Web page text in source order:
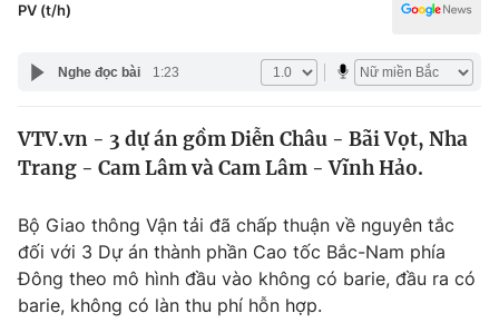
Y tế
Thế giới
Tin tức
Thế giới đó đây
Kinh tế
Đời sống
Giáo dục
PV (t/h)
Nghe đọc bài 1:23
VTV.vn - 3 dự án gồm Diễn Châu - Bãi Vọt, Nha
Trang - Cam Lâm và Cam Lâm - Vĩnh Hảo.
Bộ Giao thông Vận tải đã chấp thuận về nguyên tắc
đối với 3 Dự án thành phần Cao tốc Bắc-Nam phía
Đông theo mô hình đầu vào không có barie, đầu ra có
barie, không có làn thu phí hỗn hợp.